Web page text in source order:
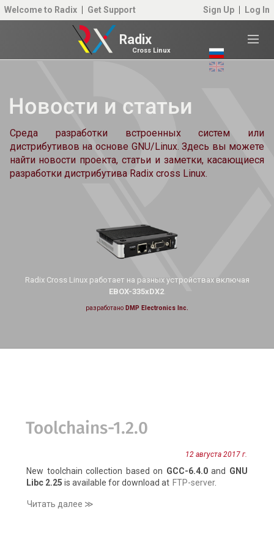
Welcome to Radix Get Support Sign Up Log In
Radix
Cross Linux
Новости и статьи
Среда разработки встроенных систем или
дистрибутивов на основе GNU/Linux. Здесь вы можете
найти новости проекта, статьи и заметки, касающиеся
разработки дистрибутива Radix cross Linux.
Radix Cross Linux работает на разных устройствах включая
EBOX-335xDX2.
разработано DMP Electronics Inc.
Toolchains-1.2.0
12 августа 2017 г.
New toolchain collection based on GCC-6.4.0and GNU
Libc 2.25 is available for download at FTP-server.
Читать далее ≫